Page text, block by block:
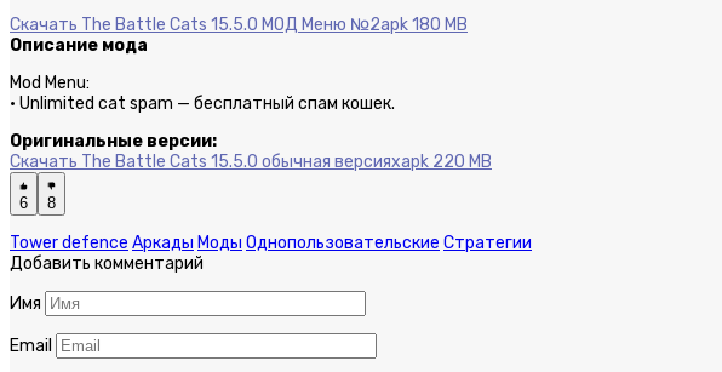
Скачать The Battle Cats 15.5.0 МОД Меню №2apk 180 MB
Описание мода
Mod Menu:
· Unlimited cat spam — бесплатный спам кошек.
Оригинальные версии:
Скачать The Battle Cats 15.5.0 обычная версияxapk 220 MB
6 8
Tower defence Аркады Моды Однопользовательские Стратегии
Добавить комментарий
Имя
Email